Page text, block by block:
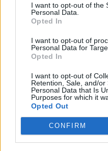
I want to opt-out of the
Personal Data.
Opted In
I want to opt-out of
Personal Data for
Opted In
I want to opt-out of
Retention, Sale, and/or
Personal Data that Is
Purposes for which it
Opted Out
CONFIRM